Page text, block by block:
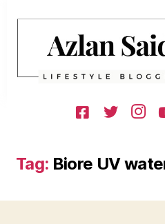
Tag: Biore UV